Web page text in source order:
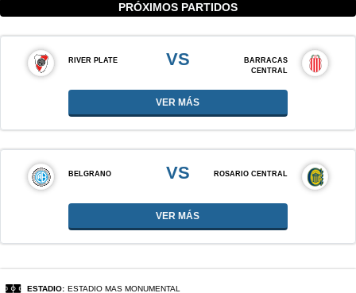
PRÓXIMOS PARTIDOS
RIVER PLATE VS
BARRACAS
CENTRAL
VER MÁS
BELGRANO VS ROSARIO CENTRAL
VER MÁS
ESTADIO: ESTADIO MAS MONUMENTAL